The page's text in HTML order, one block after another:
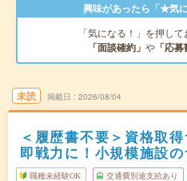
興味があったら「★気
「気になる！」を押し
「面談確約」 や 「応募
未読 掲載日 2026/08/04
＜履歴書不要＞資格取
即戦力に！小規模施設の
職種未経験OK 交通費別途支給あり